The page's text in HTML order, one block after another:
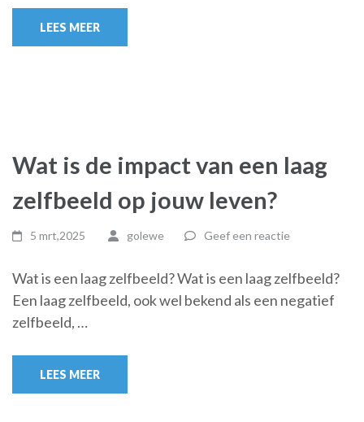
LEES MEER
Wat is de impact van een laag
zelfbeeld op jouw leven?
5 mrt,2025 golewe Geef een reactie
Wat is een laag zelfbeeld? Wat is een laag zelfbeeld?
Een laag zelfbeeld, ook wel bekend als een negatief
zelfbeeld, …
LEES MEER